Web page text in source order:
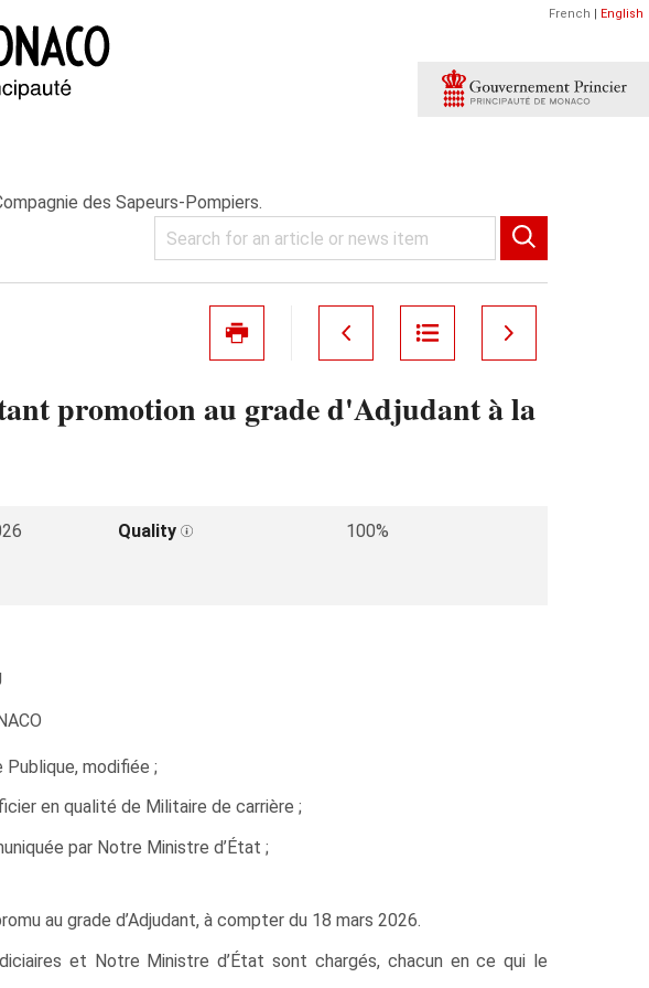
French | English
des Sapeurs-Pompiers.
promotion au grade d'Adjudant à la
Quality
100%
modifiée ;
en qualité de Militaire de carrière ;
par Notre Ministre d’État ;
au grade d’Adjudant, à compter du 18 mars 2026.
et Notre Ministre d’État sont chargés, chacun en ce qui le